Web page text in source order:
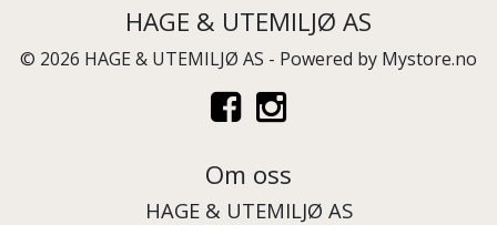
HAGE & UTEMILJØ AS
© 2026 HAGE & UTEMILJØ AS - Powered by Mystore.no
Om oss
HAGE & UTEMILJØ AS